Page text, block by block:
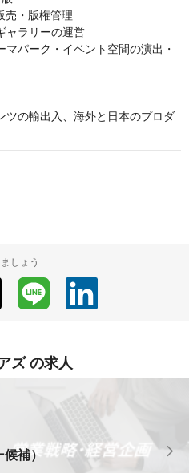
売・版権管理
ャラリーの運営
マパーク・イベント空間の演出・
ツの輸出入、海外と日本のプロダ
しょう
ズ の求人
補）